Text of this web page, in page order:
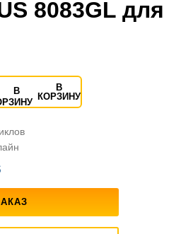
8083GL для
В
КОРЗИНУ